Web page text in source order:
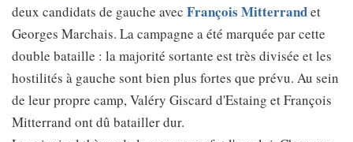
deux candidats de gauche avec François Mitterrandet
Georges Marchais. La campagne a été marquée par cette
double bataille : la majorité sortante est très divisée et les
hostilités à gauche sont bien plus fortes que prévu. Au sein
de leur propre camp, Valéry Giscard d'Estaing et François
Mitterrand ont dû batailler dur.